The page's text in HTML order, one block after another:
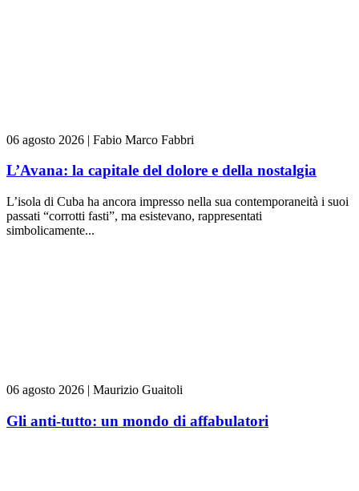
06 agosto 2026 | Fabio Marco Fabbri
L’Avana: la capitale del dolore e della nostalgia
L’isola di Cuba ha ancora impresso nella sua contemporaneità i suoi
passati “corrotti fasti”, ma esistevano, rappresentati
simbolicamente...
06 agosto 2026 | Maurizio Guaitoli
Gli anti-tutto: un mondo di affabulatori